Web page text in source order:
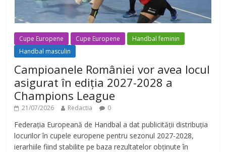
Cupe Europene Cupe Europene
Handbal feminin
Handbal masculin
Campioanele României vor avea locul
asigurat în ediția 2027-2028 a
Champions League
21/07/2026 Redactia 0
Federația Europeană de Handbal a dat publicității distribuția
locurilor în cupele europene pentru sezonul 2027-2028,
ierarhiile fiind stabilite pe baza rezultatelor obținute în